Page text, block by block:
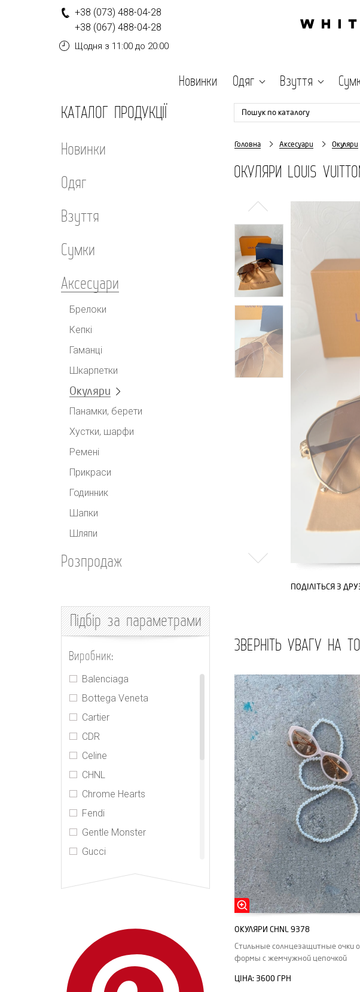
+38 (073) 488-04-28
+38 (067) 488-04-28
Щодня з 11:00 до 20:00
Новинки Одяг Взуття
КАТАЛОГ ПРОДУКЦІЇ
Новинки
Одяг
Взуття
Сумки
Аксесуари
Брелоки
Кепкі
Гаманці
Шкарпетки
Окуляри
Панамки, берети
Хустки, шарфи
Ремені
Прикраси
Годинник
Шапки
Шляпи
Розпродаж
Підбірза параметрами
Виробник:
Balenciaga
Bottega Veneta
Cartier
CDR
Celine
CHNL
Chrome Hearts
Fendi
Gentle Monster
Gucci
Louis Vuitton
Marc Jacobs
Max Mara
MIU MIU
Пошук по каталогу
Головна Аксесуари Окуляри
ОКУЛЯРИ LOUIS
ПОДІЛІТЬСЯ З
ЗВЕРНІТЬ УВАГУ НА
ОКУЛЯРИ CHNL 9378
Стильные солнцезащитные очки
формы с жемчужной цепочкой
ЦІНА: 3600 ГРН